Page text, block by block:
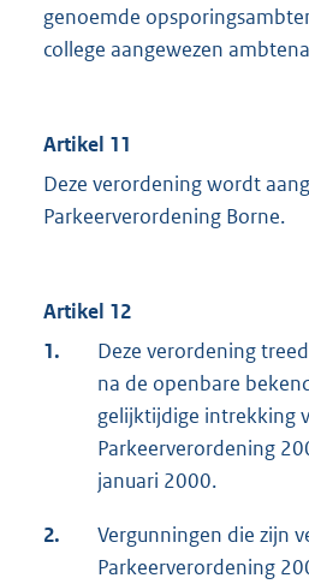
genoemde
college aangewezen
Artikel 11
Deze verordening wordt
Parkeerverordening Borne.
Artikel 12
1.
Deze verordening
na de openbare
gelijktijdige intrekking
Parkeerverordening
januari 2000.
2.
Vergunningen die zijn
Parkeerverordening